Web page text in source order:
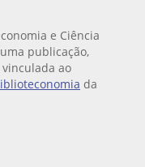
e Ciência
publicação,
ao
da